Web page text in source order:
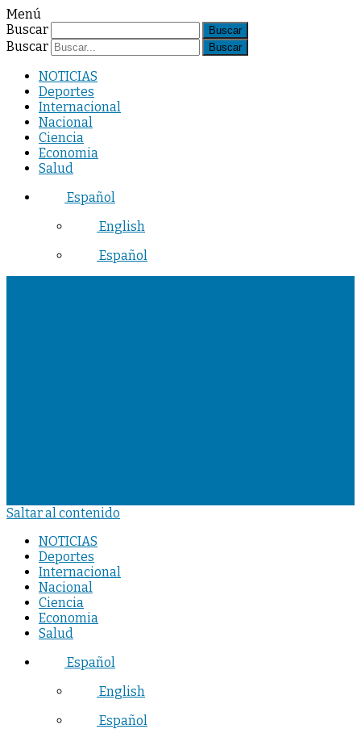
Menú
Buscar
Buscar
NOTICIAS
Deportes
Internacional
Nacional
Ciencia
Economia
Salud
Español
English
Español
Saltar al contenido
NOTICIAS
Deportes
Internacional
Nacional
Ciencia
Economia
Salud
Español
English
Español